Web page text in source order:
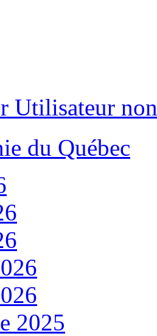
Utilisateur
du Québec
2025